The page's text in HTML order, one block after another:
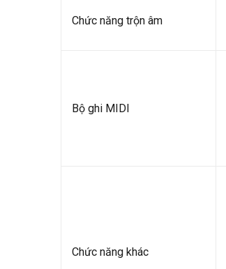
Chức năng trộn âm
Bộ ghi MIDI
Chức năng khác